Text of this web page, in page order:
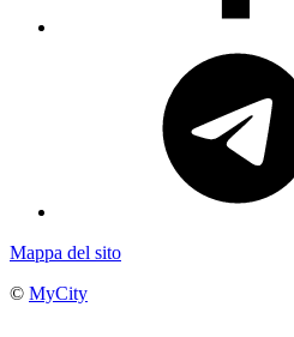
Mappa del sito
© MyCity